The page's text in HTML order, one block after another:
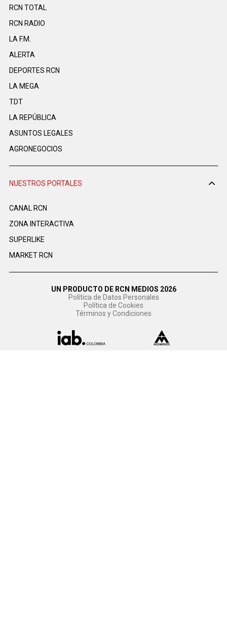
RCN TOTAL
RCN RADIO
LA F.M.
ALERTA
DEPORTES RCN
LA MEGA
TDT
LA REPÚBLICA
ASUNTOS LEGALES
AGRONEGOCIOS
NUESTROS PORTALES
CANAL RCN
ZONA INTERACTIVA
SUPERLIKE
MARKET RCN
UN PRODUCTO DE RCN MEDIOS 2026
Política de Datos Personales
Política de Cookies
Términos y Condiciones